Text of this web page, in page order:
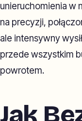
unieruchomienia w
na precyzji,
ale intensywny
przede wszystkim
powrotem.
Jak